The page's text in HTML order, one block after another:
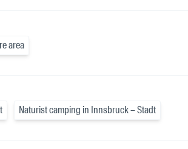
area
Naturist camping in Innsbruck – Stadt